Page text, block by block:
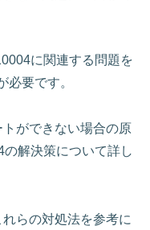
に関連する問題を
必要です。
ができない場合の原
解決策について詳し
らの対処法を参考に